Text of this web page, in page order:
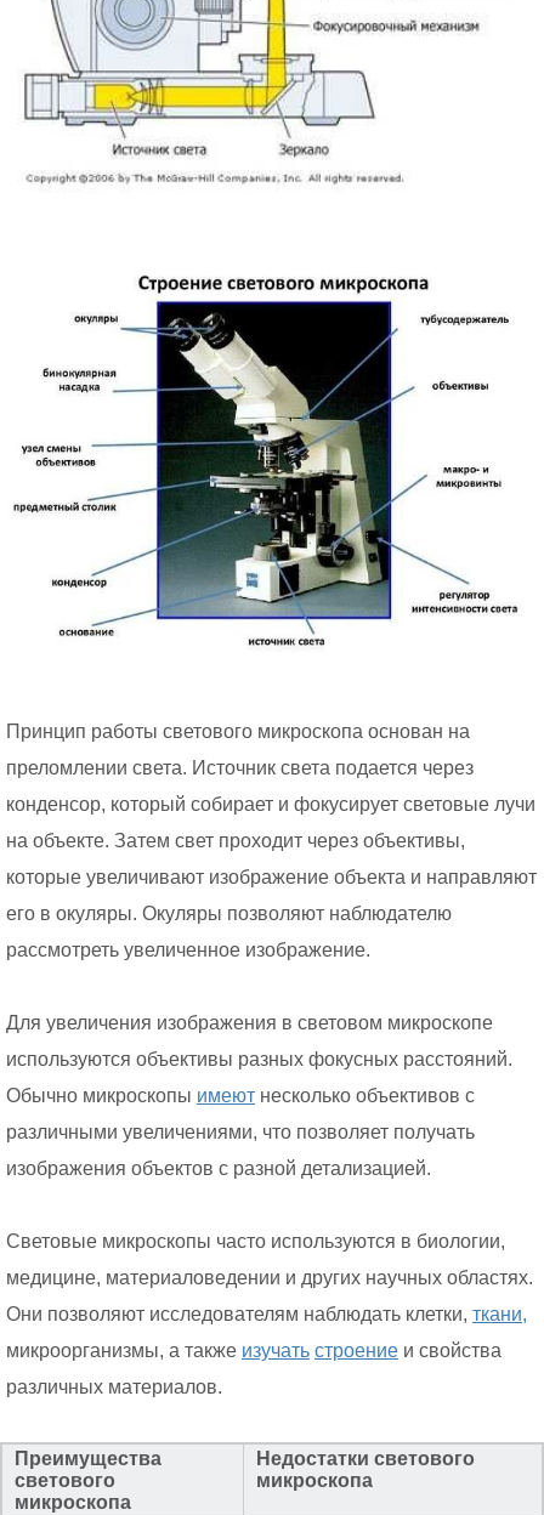
Принцип работы светового микроскопа основан на
преломлении света. Источник света подается через
конденсор, который собирает и фокусирует световые лучи
на объекте. Затем свет проходит через объективы,
которые увеличивают изображение объекта и направляют
его в окуляры. Окуляры позволяют наблюдателю
рассмотреть увеличенное изображение.
Для увеличения изображения в световом микроскопе
используются объективы разных фокусных расстояний.
Обычно микроскопы имеют несколько объективов с
различными увеличениями, что позволяет получать
изображения объектов с разной детализацией.
Световые микроскопы часто используются в биологии,
медицине, материаловедении и других научных областях.
Они позволяют исследователям наблюдать клетки, ткани,
микроорганизмы, а также изучать строение и свойства
различных материалов.
Преимущества
светового
микроскопа
Недостатки светового
микроскопа